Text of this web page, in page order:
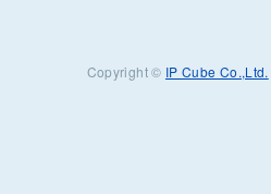
Copyright © IP Cube Co.,Ltd.